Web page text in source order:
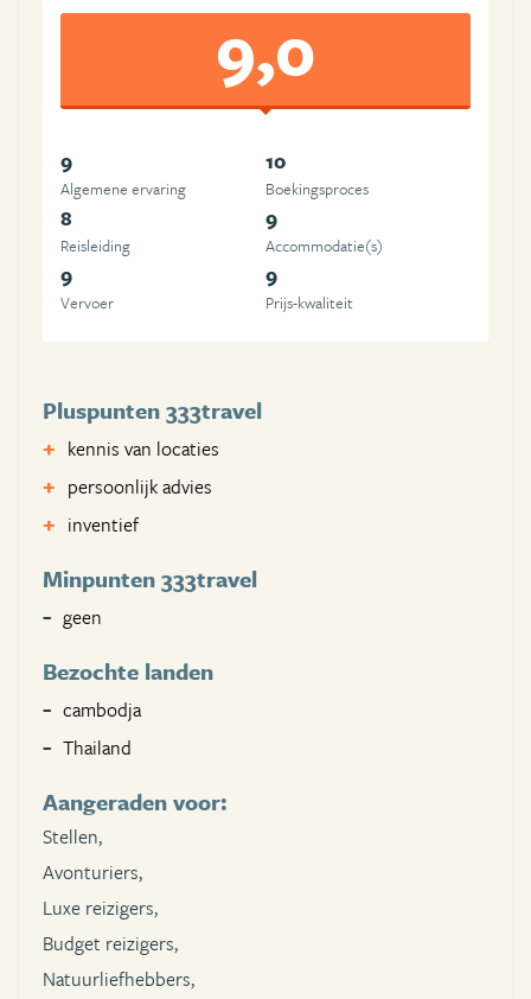
9,0
9
Algemene ervaring
10
Boekingsproces
8
Reisleiding
9
Accommodatie(s)
9
Vervoer
9
Prijs-kwaliteit
Pluspunten 333travel
kennis van locaties
persoonlijk advies
inventief
Minpunten 333travel
geen
Bezochte landen
cambodja
Thailand
Aangeraden voor:
Stellen,
Avonturiers,
Luxe reizigers,
Budget reizigers,
Natuurliefhebbers,